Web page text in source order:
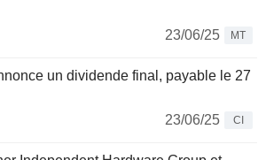
23/06/25
MT
un dividende final, payable le 27
23/06/25
CI